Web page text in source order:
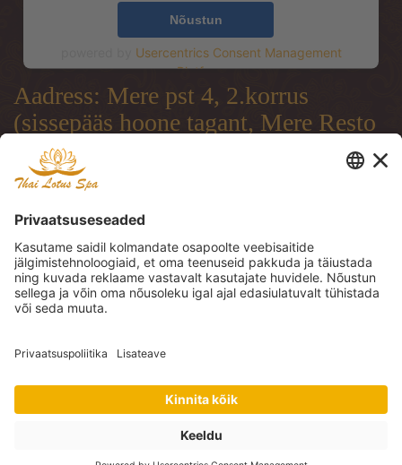
Nõustun
Usercentrics Consent Management
Platform
Aadress: Mere pst 4, 2.korrus
(sissepääs hoone tagant, Mere Resto
terrassi läbi)
Address: Mere pst 4, 2.floor
(entrance from the backside of the
building, through Mere Resto
Lounge terrace)
Адрес: Mere pst 4, 2. этаж (вход со
двора, через террасу ресторана
Tel: (+372) 51 997 707, (+372) 600